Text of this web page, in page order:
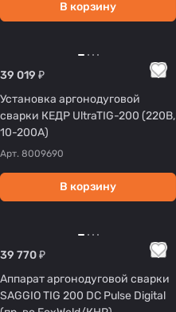
В корзину
39 019 ₽
Установка аргонодуговой
сварки КЕДР UltraTIG-200 (220В,
10-200А)
Арт. 8009690
В корзину
39 770 ₽
Аппарат аргонодуговой сварки
SAGGIO TIG 200 DC Pulse Digital